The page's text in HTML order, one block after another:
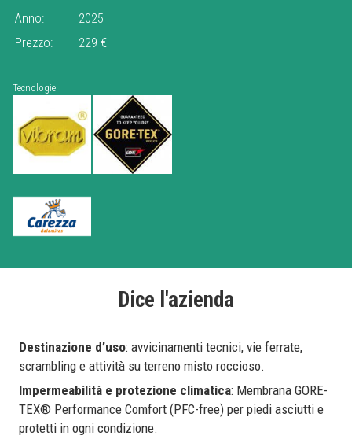
Anno:
2025
Prezzo:
229 €
Tecnologie
Dice l'azienda
Destinazione d’uso: avvicinamenti tecnici, vie ferrate,
scrambling e attività su terreno misto roccioso.
Impermeabilità e protezione climatica: Membrana GORE-
TEX® Performance Comfort (PFC-free) per piedi asciutti e
protetti in ogni condizione.